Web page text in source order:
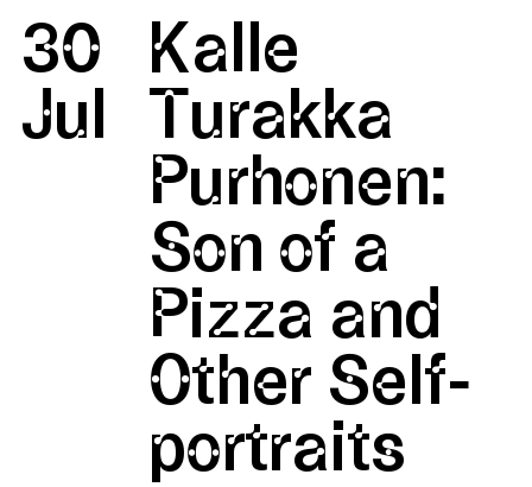
30
Jul
Kalle
Turakka
Purhonen:
Son of a
Pizza and
Other Self-
portraits